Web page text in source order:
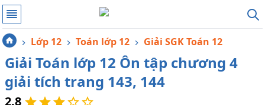
Lớp 12 Toán lớp 12 Giải SGK Toán 12
Giải Toán lớp 12 Ôn tập chương 4
giải tích trang 143, 144
2.8